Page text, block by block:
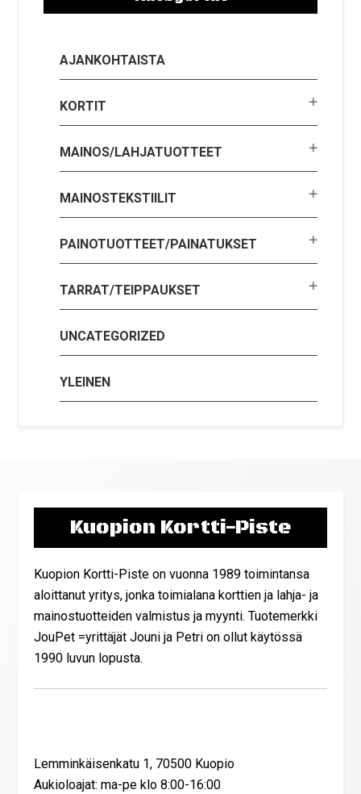
AJANKOHTAISTA
KORTIT
MAINOS/LAHJATUOTTEET
MAINOSTEKSTIILIT
PAINOTUOTTEET/PAINATUKSET
TARRAT/TEIPPAUKSET
UNCATEGORIZED
YLEINEN
Kuopion Kortti-Piste
Kuopion Kortti-Piste on vuonna 1989 toimintansa
aloittanut yritys, jonka toimialana korttien ja lahja- ja
mainostuotteiden valmistus ja myynti. Tuotemerkki
JouPet =yrittäjät Jouni ja Petri on ollut käytössä
1990 luvun lopusta.
Lemminkäisenkatu 1, 70500 Kuopio
Aukioloajat: ma-pe klo 8:00-16:00